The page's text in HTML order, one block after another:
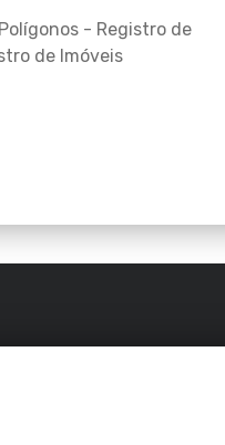
- Registro de
de Imóveis